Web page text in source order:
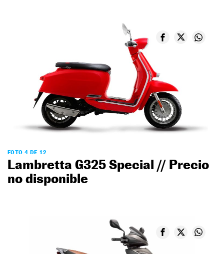
FOTO 4 DE 12
Lambretta G325 Special // Precio
no disponible